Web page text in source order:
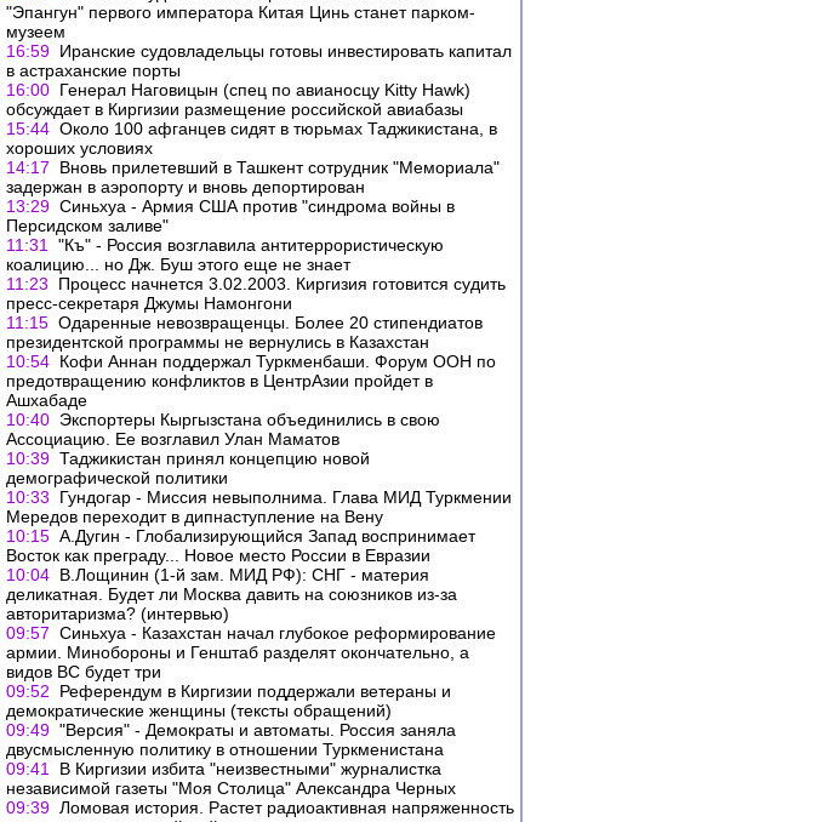
"Эпангун" первого императора Китая Цинь станет парком-
музеем
16:59 Иранские судовладельцы готовы инвестировать капитал
в астраханские порты
16:00 Генерал Наговицын (спец по авианосцу Kitty Hawk)
обсуждает в Киргизии размещение российской авиабазы
15:44 Около 100 афганцев сидят в тюрьмах Таджикистана, в
хороших условиях
14:17
Вновь прилетевший в Ташкент сотрудник "Мемориала"
задержан в аэропорту и вновь депортирован
13:29 Синьхуа - Армия США против "синдрома войны в
Персидском заливе"
11:31
"Къ" - Россия возглавила антитеррористическую
коалицию... но Дж. Буш этого еще не знает
11:23
Процесс начнется 3.02.2003. Киргизия готовится судить
пресс-секретаря Джумы Намонгони
11:15 Одаренные невозвращенцы. Более 20 стипендиатов
президентской программы не вернулись в Казахстан
10:54 Кофи Аннан поддержал Туркменбаши. Форум ООН по
предотвращению конфликтов в ЦентрАзии пройдет в
Ашхабаде
10:40 Экспортеры Кыргызстана объединились в свою
Ассоциацию. Ее возглавил Улан Маматов
10:39 Таджикистан принял концепцию новой
демографической политики
10:33
Гундогар - Миссия невыполнима. Глава МИД Туркмении
Мередов переходит в дипнаступление на Вену
10:15 А.Дугин - Глобализирующийся Запад воспринимает
Восток как преграду... Новое место России в Евразии
10:04 В.Лощинин (1-й зам. МИД РФ): СНГ - материя
деликатная. Будет ли Москва давить на союзников из-за
авторитаризма? (интервью)
09:57 Синьхуа - Казахстан начал глубокое реформирование
армии. Минобороны и Генштаб разделят окончательно, а
видов ВС будет три
09:52
Референдум в Киргизии поддержали ветераны и
демократические женщины (тексты обращений)
09:49 "Версия" - Демократы и автоматы. Россия заняла
двусмысленную политику в отношении Туркменистана
09:41
В Киргизии избита "неизвестными" журналистка
независимой газеты "Моя Столица" Александра Черных
09:39 Ломовая история. Растет радиоактивная напряженность